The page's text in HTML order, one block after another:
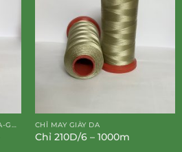
CHỈ MAY KHĂN BÔNG-CHĂN-GA-GỐI-ĐỆM CHỈ MAY GIÀY DA
Chỉ 210D/6 – 1000m